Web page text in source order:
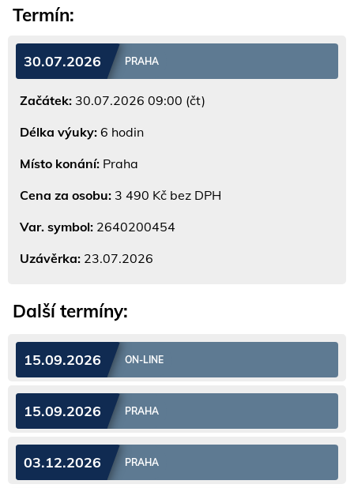
Termín:
30.07.2026 PRAHA
Začátek: 30.07.2026 09:00 (čt)
Délka výuky: 6 hodin
Místo konání: Praha
Cena za osobu: 3 490 Kč bez DPH
Var. symbol: 2640200454
Uzávěrka: 23.07.2026
Další termíny:
15.09.2026 ON-LINE
15.09.2026 PRAHA
03.12.2026 PRAHA